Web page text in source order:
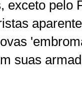
exceto pelo
suas